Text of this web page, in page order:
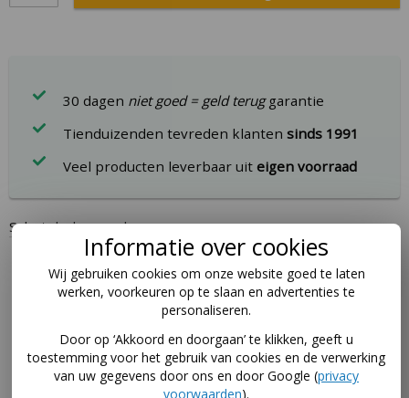
30 dagen niet goed = geld teruggarantie
Tienduizenden tevreden klantensinds 1991
Veel producten leverbaar uiteigen voorraad
Schotelschommel
Omschrijving
Op deze antraciete schotelschommel kan je lekker
zitten of staand schommelen. De schotel is geschikt
voor schommel toestellen met een maximale hoogte
van 250 cm. De doorsnee van de schotel is 28 cm.
Informatie over cookies
Wij gebruiken cookies om onze website goed te laten
werken, voorkeuren op te slaan en advertenties te
personaliseren.
Door op ‘Akkoord en doorgaan’ te klikken, geeft u
toestemming voor het gebruik van cookies en de verwerking
van uw gegevens door ons en door Google (privacy
voorwaarden).